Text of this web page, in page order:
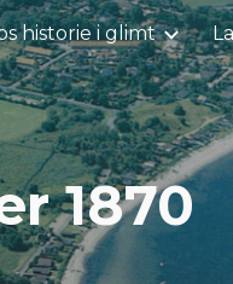
to navigation
historie i glimt
1870